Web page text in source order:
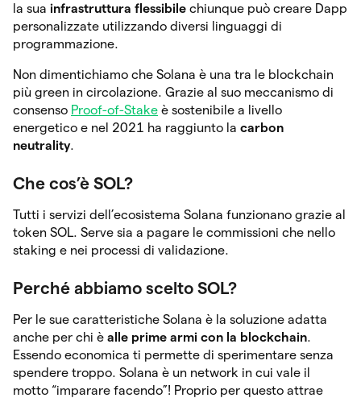
la sua infrastruttura flessibile chiunque può creare Dapp
personalizzate utilizzando diversi linguaggi di
programmazione.
Non dimentichiamo che Solana è una tra le blockchain
più green in circolazione. Grazie al suo meccanismo di
consenso Proof-of-Stake è sostenibile a livello
energetico e nel 2021 ha raggiunto la carbon
neutrality.
Che cos’è SOL?
Tutti i servizi dell’ecosistema Solana funzionano grazie al
token SOL. Serve sia a pagare le commissioni che nello
staking e nei processi di validazione.
Perché abbiamo scelto SOL?
Per le sue caratteristiche Solana è la soluzione adatta
anche per chi è alle prime armi con la blockchain.
Essendo economica ti permette di sperimentare senza
spendere troppo. Solana è un network in cui vale il
motto “imparare facendo”! Proprio per questo attrae